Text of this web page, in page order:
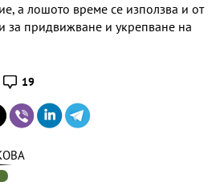
а лошото време се използва и от
за придвижване и укрепване на
19